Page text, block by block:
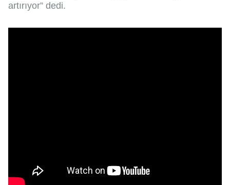
artırıyor” dedi.